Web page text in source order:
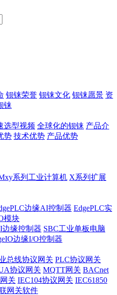
钡铼荣誉 钡铼文化 钡铼愿景 资
铼
选型视频 全球化的钡铼 产品介
势 技术优势 产品优势
系列工业计算机 X系列扩展
边缘AI控制器 EdgePLC实
模块
边缘控制器 SBC工业单板电脑
边缘I/O控制器
总线协议网关 PLC协议网关
协议网关 MQTT网关 BACnet
关 IEC104协议网关 IEC61850
网关软件